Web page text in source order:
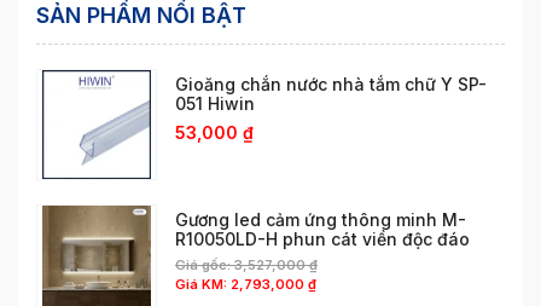
SẢN PHẨM NỔI BẬT
Gioăng chắn nước nhà tắm chữ Y SP-
051 Hiwin
53,000 ₫
Gương led cảm ứng thông minh M-
R10050LD-H phun cát viền độc đáo
Giá gốc:3,527,000₫
Giá KM: 2,793,000 ₫